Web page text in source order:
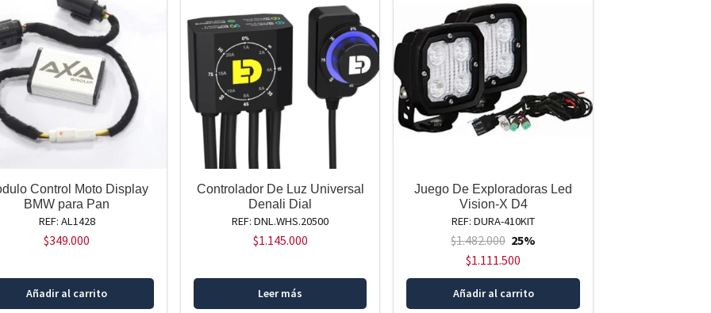
Control Moto Display
BMW para Pan
REF: AL1428
$349.000
Añadir al carrito
Controlador De Luz Universal
Denali Dial
REF: DNL.WHS.20500
$1.145.000
Leer más
Juego De Exploradoras Led
Vision-X D4
REF: DURA-410KIT
$1.482.000 25%
$1.111.500
Añadir al carrito